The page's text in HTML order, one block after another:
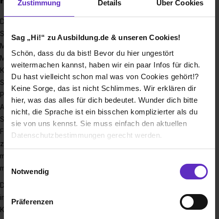
Zustimmung Details Über Cookies
Sag „Hi!“ zu Ausbildung.de & unseren Cookies!
Schön, dass du da bist! Bevor du hier ungestört
weitermachen kannst, haben wir ein paar Infos für dich.
Du hast vielleicht schon mal was von Cookies gehört!?
Keine Sorge, das ist nicht Schlimmes. Wir erklären dir
hier, was das alles für dich bedeutet. Wunder dich bitte
nicht, die Sprache ist ein bisschen komplizierter als du
sie von uns kennst. Sie muss einfach den aktuellen
Datenschutzbestimmungen gerecht werden.
Benutzung der Webseite getroffenen Einstellungen zu
Notwendig
Präferenzen
Du kannst Dir bestimmt vorstellen, dass es eine komplexe
Sache ist, ein Auto zu bauen – da gibt es unzählige
Materialien, die verbaut werden müssen und es sind eine
Menge Handgriffe nötig bis zum fertigen Auto. Es gibt viele
Komponenten, die man auf den ersten Blick gar nicht sieht.
Schlauchleitungen, durch die z.B. Kühlwasser fließt oder
Puffer, die den Türschlag dämpfen. Wir sind ein Lieferant der
Automobilindustrie im Bereich der medienführenden
Systeme. Wir produzieren Leitungssysteme und
Funktionsbauteile für verschiedene Anwendungsbereiche,
z.B. für Kühlwasser, Kraftstoff, Öl und Luft. Unsere Teile findet
man in Verbrennerfahrzeugen, in Hybriden und genauso in
modernen Elektrofahrzeugen.
Die Fertigungsverfahren, die dazu notwendig sind, werden
immer wieder optimiert. Wir nutzen dazu Materialien wie
Kautschuk, Kunststoff, Metall oder PU-Schaum und sind